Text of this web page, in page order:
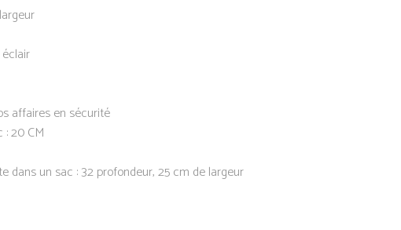
affaires en sécurité
20 CM
un sac : 32 profondeur, 25 cm de largeur